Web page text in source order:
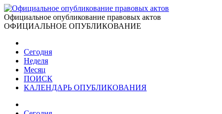
Официальное опубликование правовых актов
ОФИЦИАЛЬНОЕ ОПУБЛИКОВАНИЕ
Сегодня
Неделя
Месяц
ПОИСК
КАЛЕНДАРЬ ОПУБЛИКОВАНИЯ